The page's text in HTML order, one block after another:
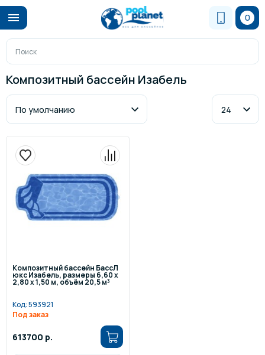
0
Композитный бассейн Изабель
Композитный бассейн БассЛ
юкс Изабель, размеры 6,60 x
2,80 x 1,50 м, объём 20,5 м³
Код:593921
Под заказ
613700 р.